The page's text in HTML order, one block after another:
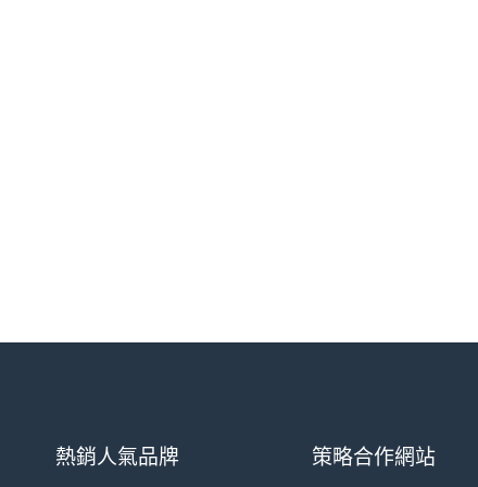
熱銷人氣品牌 策略合作網站